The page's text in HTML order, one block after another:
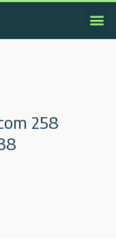
258